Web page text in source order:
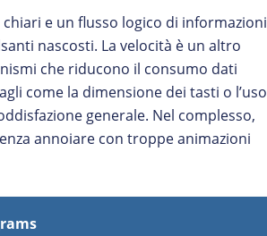
e un flusso logico di informazioni
nascosti. La velocità è un altro
che riducono il consumo dati
come la dimensione dei tasti o l’uso
generale. Nel complesso,
annoiare con troppe animazioni